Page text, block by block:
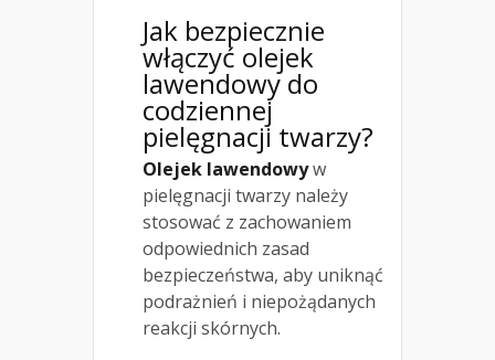
Jak bezpiecznie
włączyć olejek
lawendowy do
codziennej
pielęgnacji twarzy?
Olejek lawendowyw
pielęgnacji twarzy należy
stosować z zachowaniem
odpowiednich zasad
bezpieczeństwa, aby uniknąć
podrażnień i niepożądanych
reakcji skórnych.